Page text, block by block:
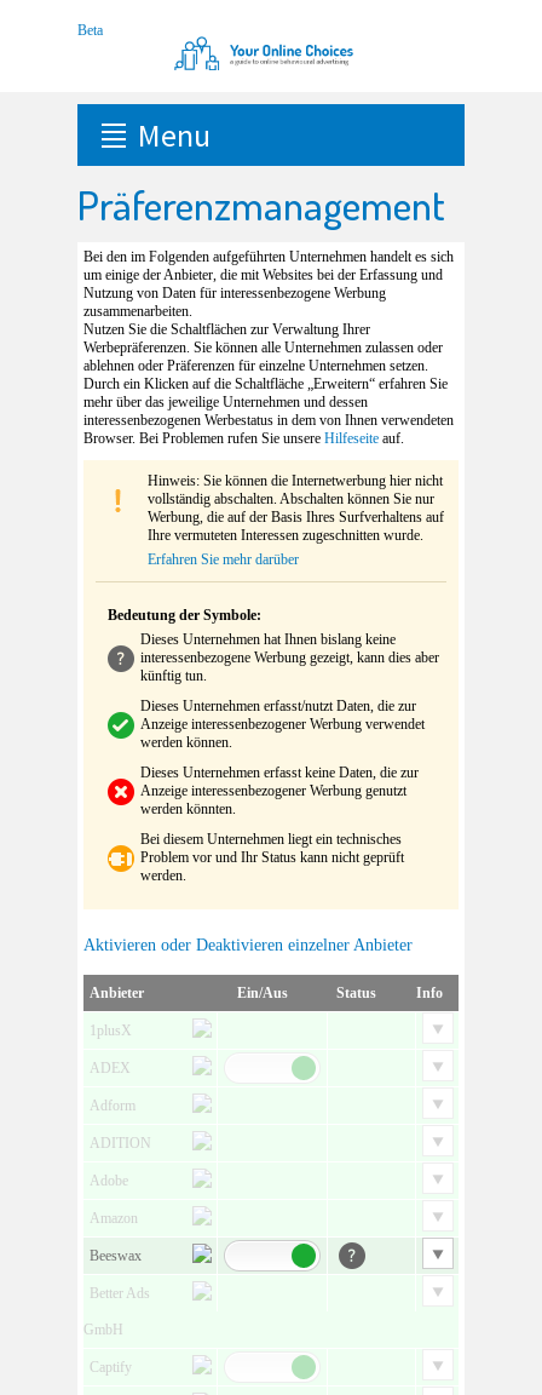
Menu
Präferenzmanagement
Bei den im Folgenden aufgeführten Unternehmen handelt es sich
um einige der Anbieter, die mit Websites bei der Erfassung und
Nutzung von Daten für interessenbezogene Werbung
zusammenarbeiten.
Nutzen Sie die Schaltflächen zur Verwaltung Ihrer
Werbepräferenzen. Sie können alle Unternehmen zulassen oder
ablehnen oder Präferenzen für einzelne Unternehmen setzen.
Durch ein Klicken auf die Schaltfläche „Erweitern“ erfahren Sie
mehr über das jeweilige Unternehmen und dessen
interessenbezogenen Werbestatus in dem von Ihnen verwendeten
Browser. Bei Problemen rufen Sie unsere Hilfeseite auf.
Hinweis: Sie können die Internetwerbung hier nicht
vollständig abschalten. Abschalten können Sie nur
Werbung, die auf der Basis Ihres Surfverhaltens auf
Ihre vermuteten Interessen zugeschnitten wurde.
Erfahren Sie mehr darüber
Bedeutung der Symbole:
Dieses Unternehmen hat Ihnen bislang keine
interessenbezogene Werbung gezeigt, kann dies aber
künftig tun.
Dieses Unternehmen erfasst/nutzt Daten, die zur
Anzeige interessenbezogener Werbung verwendet
werden können.
Dieses Unternehmen erfasst keine Daten, die zur
Anzeige interessenbezogener Werbung genutzt
werden könnten.
Bei diesem Unternehmen liegt ein technisches
Problem vor und Ihr Status kann nicht geprüft
werden.